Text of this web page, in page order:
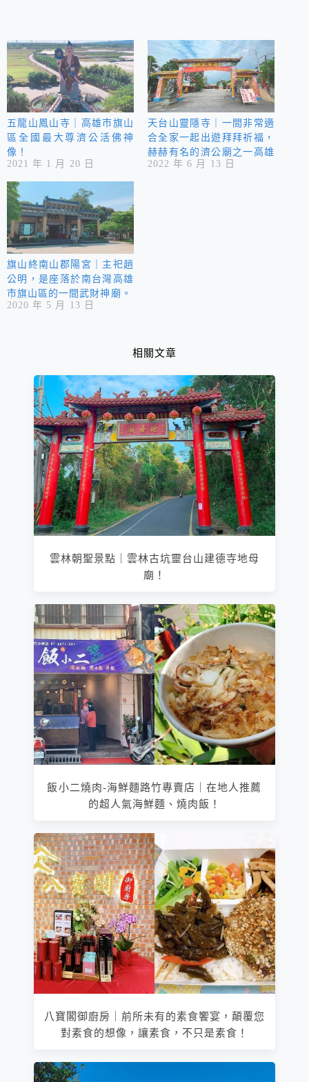
五龍山鳳山寺｜高雄市旗山
區全國最大尊濟公活佛神
像！
2021 年 1 月 20 日
天台山靈隱寺｜一間非常適
合全家一起出遊拜拜祈福，
赫赫有名的濟公廟之一高雄
天台山靈隱寺！
2022 年 6 月 13 日
旗山終南山郡陽宮｜主祀趙
公明，是座落於南台灣高雄
市旗山區的一間武財神廟。
2020 年 5 月 13 日
相關文章
雲林朝聖景點｜雲林古坑靈台山建德寺地母
廟！
飯小二燒肉-海鮮麵路竹專賣店｜在地人推薦
的超人氣海鮮麵、燒肉飯！
八寶閣御廚房｜前所未有的素食饗宴，顛覆您
對素食的想像，讓素食，不只是素食！